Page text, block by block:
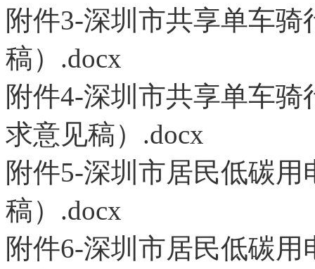
附件3-深圳市共享单车
稿）.docx
附件4-深圳市共享单车
求意见稿）.docx
附件5-深圳市居民低碳
稿）.docx
附件6-深圳市居民低碳